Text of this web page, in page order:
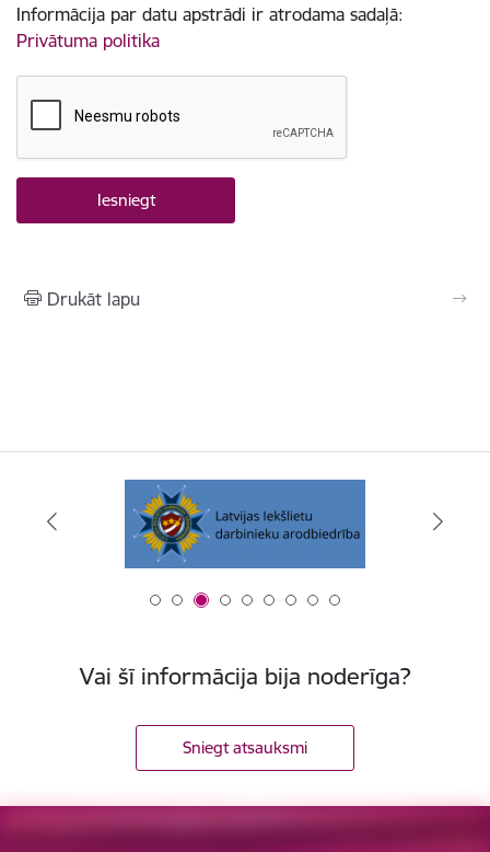
Informācija par datu apstrādi ir atrodama sadaļā:
Privātuma politika
Drukāt lapu
Vai šī informācija bija noderīga?
Sniegt atsauksmi